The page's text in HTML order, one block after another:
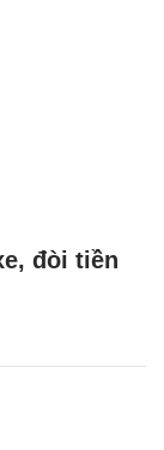
đòi tiền